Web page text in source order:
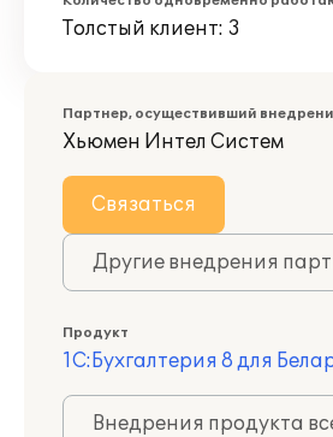
Толстый клиент: 3
Партнер, осуществивший
Хьюмен Интел Систем
Связаться
Другие внедрения
Продукт
1С:Бухгалтерия 8 для
Внедрения продукта